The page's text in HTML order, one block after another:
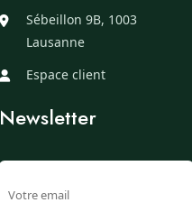
Sébeillon 9B, 1003
Lausanne
Espace client
Newsletter